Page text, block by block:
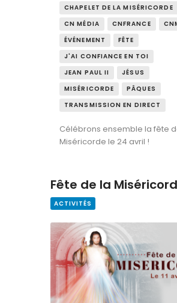
CHAPELET DE LA MISÉRICORDE
CN MÉDIA
CNFRANCE
ÉVÉNEMENT
FÊTE
J'AI CONFIANCE EN TOI
JEAN PAUL II
JÉSUS
MISÉRICORDE
PÂQUES
TRANSMISSION EN DIRECT
Célébrons ensemble la fête
Miséricorde le 24 avril !
Fête de la
ACTIVITÉS